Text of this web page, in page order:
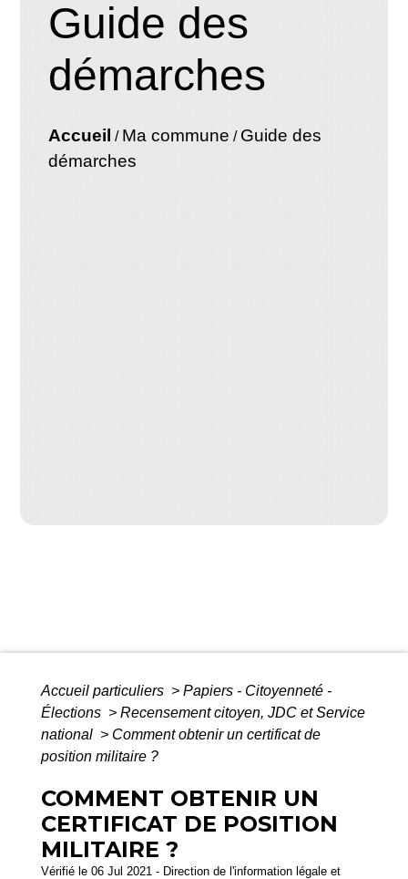
Guide des
démarches
Accueil / Ma commune / Guide des
démarches
Accueil particuliers > Papiers - Citoyenneté -
Élections > Recensement citoyen, JDC et Service
national > Comment obtenir un certificat de
position militaire ?
COMMENT OBTENIR UN
CERTIFICAT DE POSITION
MILITAIRE ?
Vérifié le 06 Jul 2021 - Direction de l'information légale et